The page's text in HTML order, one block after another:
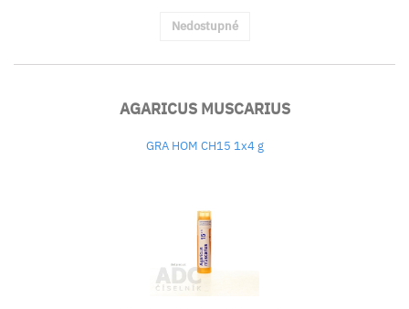
Nedostupné
AGARICUS MUSCARIUS
GRA HOM CH15 1x4 g